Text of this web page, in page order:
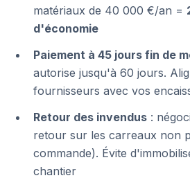
matériaux de 40 000 €/an =
d'économie
Paiement à 45 jours fin de
autorise jusqu'à 60 jours.
fournisseurs avec vos
Retour des invendus :
retour sur les carreaux non
commande). Évite
chantier